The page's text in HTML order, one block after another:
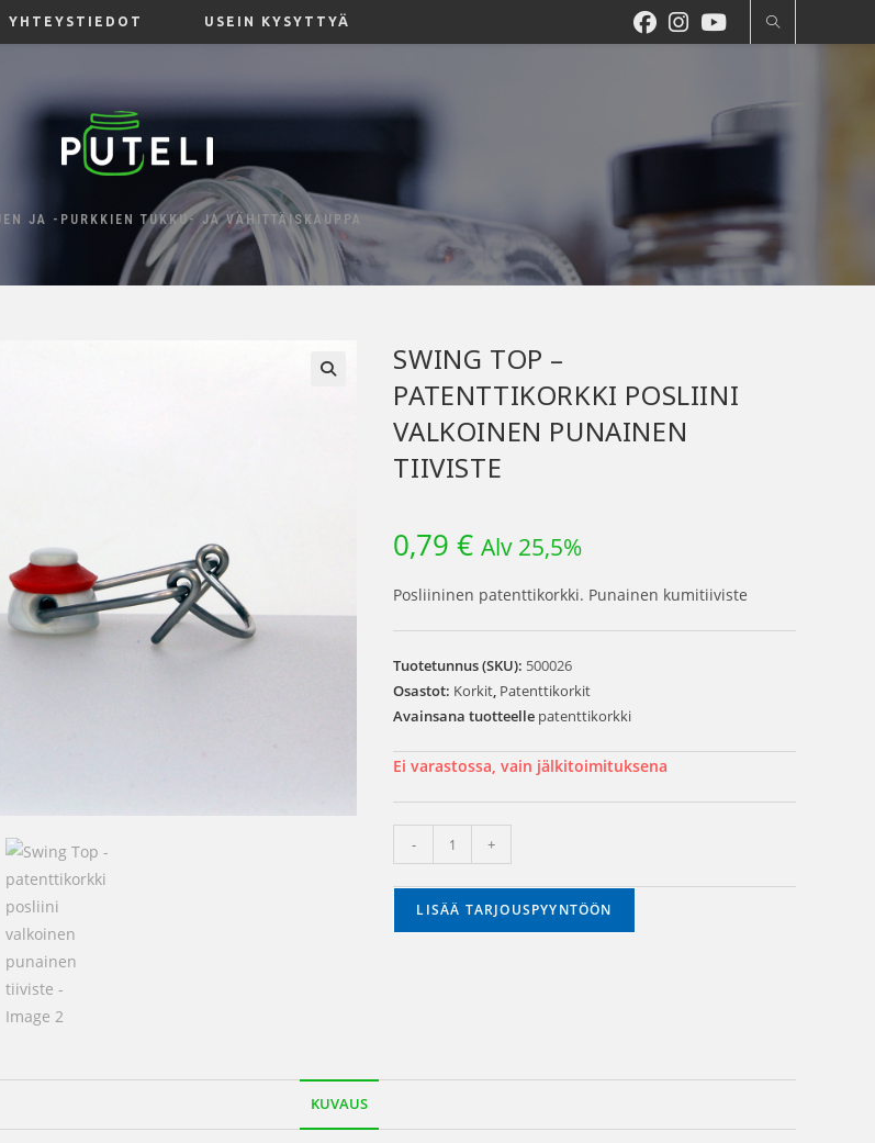
YHTEYSTIEDOT USEIN KYSYTTYÄ
JA -PURKKIEN TUKKU- JA VÄHITTÄISKAUPPA
SWING TOP –
PATENTTIKORKKI POSLIINI
VALKOINEN PUNAINEN
TIIVISTE
0,79€ Alv 25,5%
Posliininen patenttikorkki. Punainen kumitiiviste
Tuotetunnus (SKU): 500026
Osastot: Korkit, Patenttikorkit
Avainsana tuotteelle patenttikorkki
Ei varastossa, vain jälkitoimituksena
- +
LISÄÄ TARJOUSPYYNTÖÖN
KUVAUS